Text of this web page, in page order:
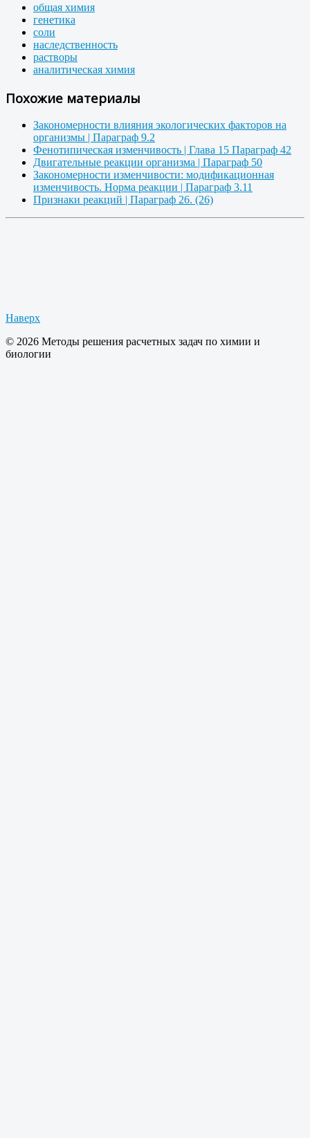
общая химия
генетика
соли
наследственность
растворы
аналитическая химия
Похожие материалы
Закономерности влияния экологических факторов на
организмы | Параграф 9.2
Фенотипическая изменчивость | Глава 15 Параграф 42
Двигательные реакции организма | Параграф 50
Закономерности изменчивости: модификационная
изменчивость. Норма реакции | Параграф 3.11
Признаки реакций | Параграф 26. (26)
Наверх
© 2026 Методы решения расчетных задач по химии и
биологии